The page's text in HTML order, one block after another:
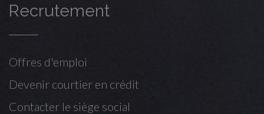
Recrutement
Offres d'emploi
Devenir courtier en crédit
Contacter le siège social